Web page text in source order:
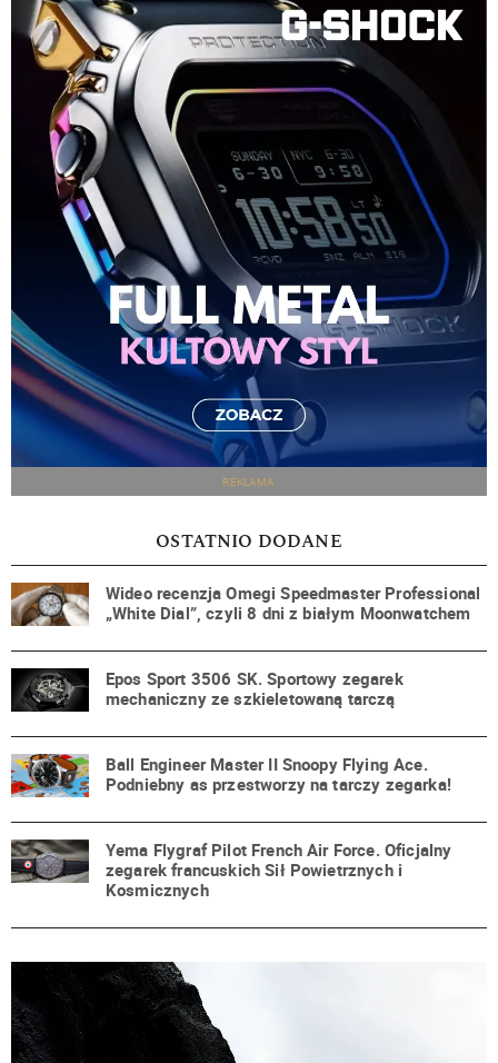
REKLAMA
OSTATNIO DODANE
Wideo recenzja Omegi Speedmaster Professional
„White Dial”, czyli 8 dni z białym Moonwatchem
Epos Sport 3506 SK. Sportowy zegarek
mechaniczny ze szkieletowaną tarczą
Ball Engineer Master II Snoopy Flying Ace.
Podniebny as przestworzy na tarczy zegarka!
Yema Flygraf Pilot French Air Force. Oficjalny
zegarek francuskich Sił Powietrznych i
Kosmicznych